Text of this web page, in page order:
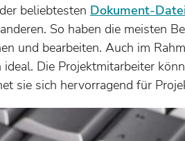
beliebtesten Dokument-
So haben die meisten
und bearbeiten. Auch im
Die Projektmitarbeiter
sie sich hervorragend für